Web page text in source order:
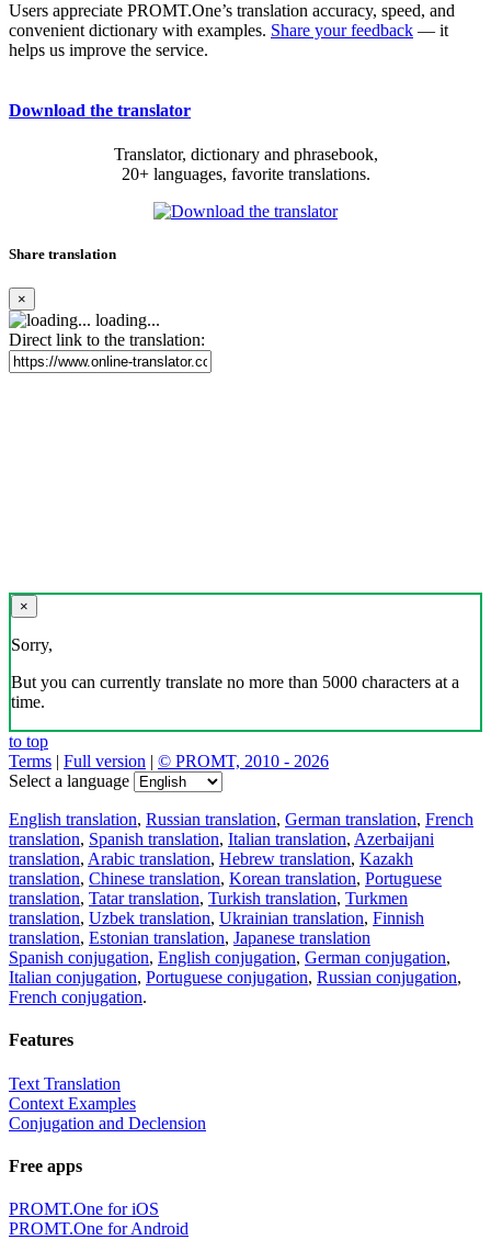
Users appreciate PROMT.One’s translation accuracy, speed, and
convenient dictionary with examples. Share your feedback — it
helps us improve the service.
Download the translator
Translator, dictionary and phrasebook,
20+ languages, favorite translations.
Share translation
×
loading...
Direct link to the translation:
×
Sorry,
But you can currently translate no more than 5000 characters at a
time.
to top
Terms | Full version | © PROMT, 2010 - 2026
Select a language
English translation, Russian translation, German translation, French
translation, Spanish translation, Italian translation, Azerbaijani
translation, Arabic translation, Hebrew translation, Kazakh
translation, Chinese translation, Korean translation, Portuguese
translation, Tatar translation, Turkish translation, Turkmen
translation, Uzbek translation, Ukrainian translation, Finnish
translation, Estonian translation, Japanese translation
Spanish conjugation, English conjugation, German conjugation,
Italian conjugation, Portuguese conjugation, Russian conjugation,
French conjugation.
Features
Text Translation
Context Examples
Conjugation and Declension
Free apps
PROMT.One for iOS
PROMT.One for Android